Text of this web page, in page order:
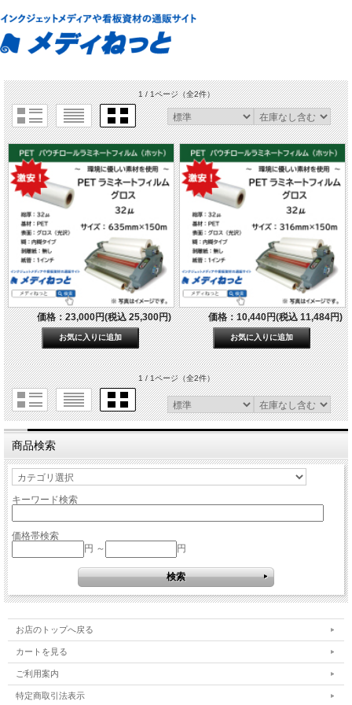
1 / 1ページ（全2件）
価格：23,000円(税込 25,300円) 価格：10,440円(税込 11,484円)
1 / 1ページ（全2件）
商品検索
キーワード検索
価格帯検索
円 ～
円
お店のトップへ戻る
カートを見る
ご利用案内
特定商取引法表示